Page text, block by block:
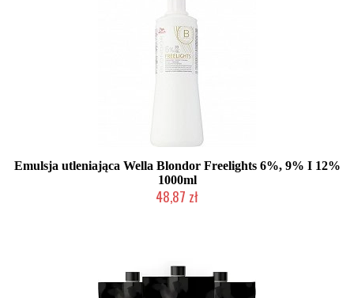
Emulsja utleniająca Wella Blondor Freelights 6%, 9% I 12%
1000ml
48,87 zł